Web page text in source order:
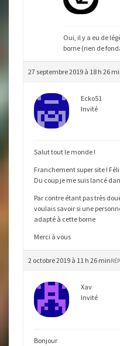
Oui, il y a eu de
borne (rien de
27 septembre 2019 à 18 h 26
Ecko51
Invité
Salut tout le monde !
Franchement super site !
Du coup je me suis lancé
Par contre étant pas très
voulais savoir si une
adapté à cette borne
Merci à vous
2 octobre 2019 à 11 h 26 min
Xav
Invité
Bonjour